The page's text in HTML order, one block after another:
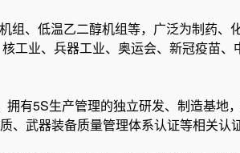
组、低温乙二醇机组等，广泛为制药、
工业、兵器工业、奥运会、新冠疫苗、
有5S生产管理的独立研发、制造基地
武器装备质量管理体系认证等相关认